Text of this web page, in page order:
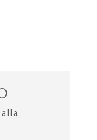
alla